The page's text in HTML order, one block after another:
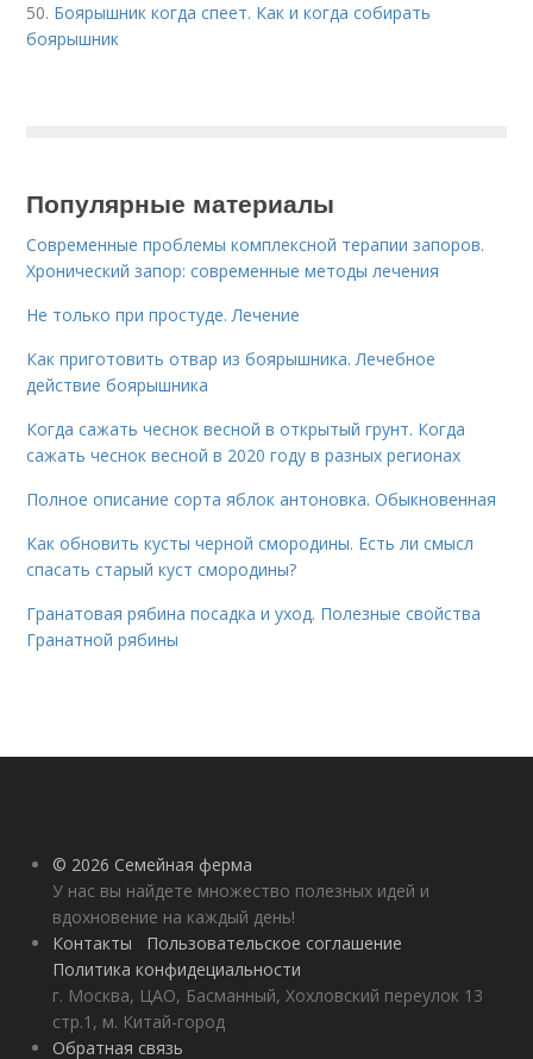
50. Боярышник когда спеет. Как и когда собирать
боярышник
Популярные материалы
Современные проблемы комплексной терапии запоров.
Хронический запор: современные методы лечения
Не только при простуде. Лечение
Как приготовить отвар из боярышника. Лечебное
действие боярышника
Когда сажать чеснок весной в открытый грунт. Когда
сажать чеснок весной в 2020 году в разных регионах
Полное описание сорта яблок антоновка. Обыкновенная
Как обновить кусты черной смородины. Есть ли смысл
спасать старый куст смородины?
Гранатовая рябина посадка и уход. Полезные свойства
Гранатной рябины
© 2026 Семейная ферма
У нас вы найдете множество полезных идей и
вдохновение на каждый день!
Контакты
Пользовательское соглашение
Политика конфидециальности
г. Москва, ЦАО, Басманный, Хохловский переулок 13
стр.1, м. Китай-город
Обратная связь